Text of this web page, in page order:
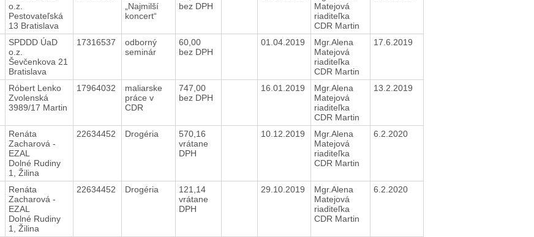
o.z.
Pestovateľská
13 Bratislava
„Najmilší
koncert“
bez DPH
Matejová
riaditeľka
CDR Martin
SPDDD ÚaD
o.z.
Ševčenkova 21
Bratislava
17316537
odborný
seminár
60,00
bez DPH
01.04.2019
Mgr.Alena
Matejová
riaditeľka
CDR Martin
17.6.2019
Róbert Lenko
Zvolenská
3989/17 Martin
17964032
maliarske
práce v
CDR
747,00
bez DPH
16.01.2019
Mgr.Alena
Matejová
riaditeľka
CDR Martin
13.2.2019
Renáta
Zacharová -
EZAL
Dolné Rudiny
1, Žilina
22634452 Drogéria
570,16
vrátane
DPH
10.12.2019
Mgr.Alena
Matejová
riaditeľka
CDR Martin
6.2.2020
Renáta
Zacharová -
EZAL
Dolné Rudiny
1, Žilina
22634452 Drogéria
121,14
vrátane
DPH
29.10.2019
Mgr.Alena
Matejová
riaditeľka
CDR Martin
6.2.2020